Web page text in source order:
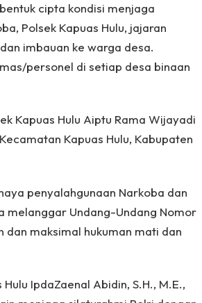
cipta kondisi menjaga
Polsek Kapuas Hulu, jajaran
imbauan ke warga desa.
personel di setiap desa binaan
Kapuas Hulu Aiptu Rama Wijayadi
Kapuas Hulu, Kabupaten
penyalahgunaan Narkoba dan
melanggar Undang-Undang Nomor
dan maksimal hukuman mati dan
IpdaZaenal Abidin, S.H., M.E.,